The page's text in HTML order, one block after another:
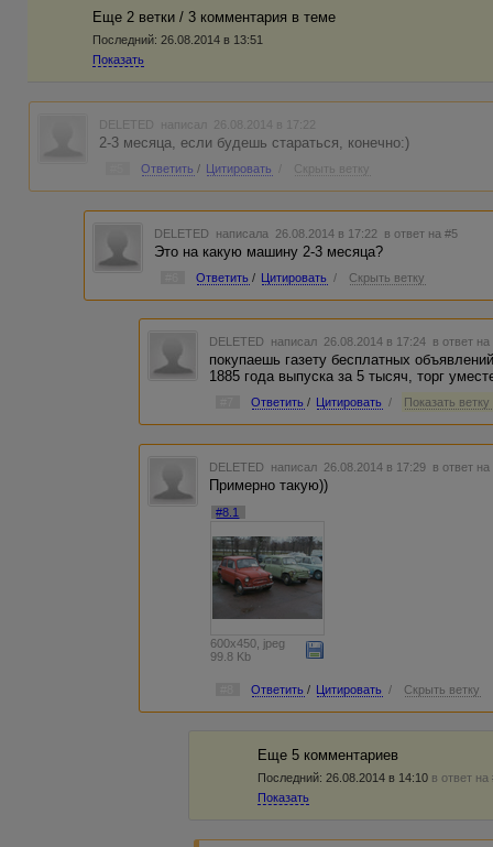
Еще 2 ветки / 3 комментария в темe
Последний: 26.08.2014 в 13:51
Показать
DELETED написал 26.08.2014 в 17:22
2-3 месяца, если будешь стараться, конечно:)
Ответить / Цитировать Скрыть ветку
DELETED написала 26.08.2014 в 17:22 в ответ на #5
Это на какую машину 2-3 месяца?
Ответить / Цитировать / Скрыть ветку
DELETED написал 26.08.2014 в 17:24 в ответ на
покупаешь газету бесплатных
1885 года выпуска за 5 тысяч, торг
Ответить / Цитировать / Показать
DELETED написал 26.08.2014 в 17:29 в ответ на
Примерно такую))
#8.1
600x450, jpeg
99.8 Kb
Ответить / Цитировать / Скрыть ветку
Еще 5 комментариев
Последний: 26.08.2014 в 14:10 в ответ на
Показать